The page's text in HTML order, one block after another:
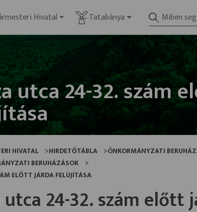
Hivatal Tatabánya
utca 24-32. szám
HIVATAL HIRDETŐTÁBLA
ÖNKORMÁNYZATI
BERUHÁZÁSOK
ELŐTT JÁRDA FELÚJÍTÁSA
utca 24-32. szám előtt